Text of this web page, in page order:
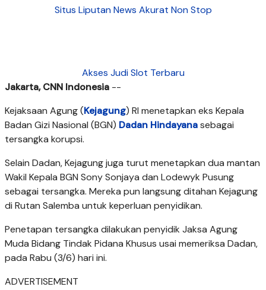
Situs Liputan News Akurat Non Stop
Akses Judi Slot Terbaru
Jakarta, CNN Indonesia --
Kejaksaan Agung (Kejagung) RI menetapkan eks Kepala
Badan Gizi Nasional (BGN) Dadan Hindayanasebagai
tersangka korupsi.
Selain Dadan, Kejagung juga turut menetapkan dua mantan
Wakil Kepala BGN Sony Sonjaya dan Lodewyk Pusung
sebagai tersangka. Mereka pun langsung ditahan Kejagung
di Rutan Salemba untuk keperluan penyidikan.
Penetapan tersangka dilakukan penyidik Jaksa Agung
Muda Bidang Tindak Pidana Khusus usai memeriksa Dadan,
pada Rabu (3/6) hari ini.
ADVERTISEMENT